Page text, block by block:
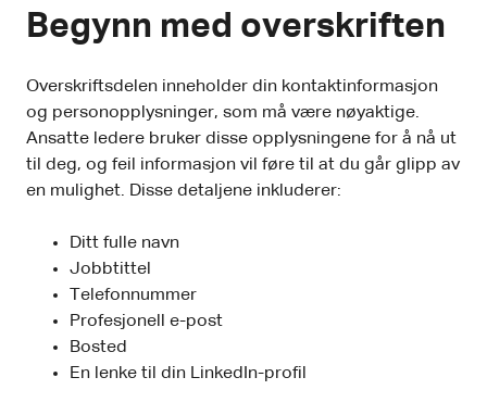
Begynn med overskriften
Overskriftsdelen inneholder din kontaktinformasjon
og personopplysninger, som må være nøyaktige.
Ansatte ledere bruker disse opplysningene for å nå ut
til deg, og feil informasjon vil føre til at du går glipp av
en mulighet. Disse detaljene inkluderer:
Ditt fulle navn
Jobbtittel
Telefonnummer
Profesjonell e-post
Bosted
En lenke til din LinkedIn-profil